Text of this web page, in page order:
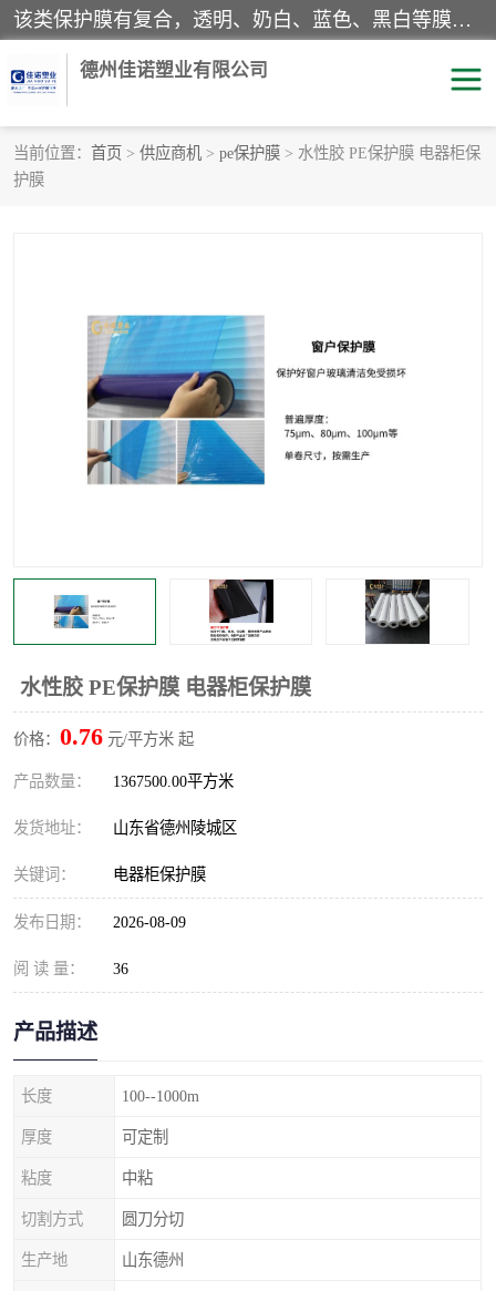
该类保护膜有复合，透明、奶白、蓝色、黑白等膜型。特高粘，高粘，中高粘，中粘，中低粘，低粘等。对于不同的粘力要求有相应的产品相适配。无胶渍残留污染。在较宽的收卷幅度下平整无皱纹，收卷长度大，利于机械化及自动化施工粘贴。为您的产品提供的表面保护解决方案。 产品广泛适用于：铝材、不锈钢、金属、塑料、电子、家电、家具、玻璃、化工材料、装饰材料等。
德州佳诺塑业有限公司
当前位置： 首页 > 供应商机 > pe保护膜 > 水性胶 PE保护膜 电器柜保
护膜
水性胶 PE保护膜 电器柜保护膜
价格： 0.76 元/平方米 起
产品数量： 1367500.00平方米
发货地址： 山东省德州陵城区
关键词： 电器柜保护膜
发布日期： 2026-08-09
阅 读 量： 36
产品描述
长度 100--1000m
厚度 可定制
粘度 中粘
切割方式 圆刀分切
生产地 山东德州
pe保护膜
黑白保护膜 乳白保护膜
明蓝保护膜 纯黑保护膜
印字保护膜 彩钢板保护膜
不锈钢板保护膜 一次性隔离膜